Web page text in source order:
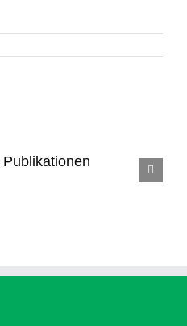
ein Happy End!